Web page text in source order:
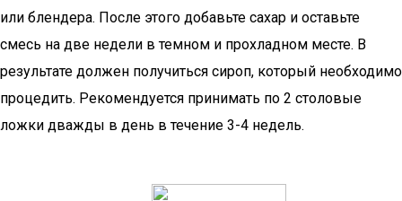
или блендера. После этого добавьте сахар и оставьте
смесь на две недели в темном и прохладном месте. В
результате должен получиться сироп, который необходимо
процедить. Рекомендуется принимать по 2 столовые
ложки дважды в день в течение 3-4 недель.